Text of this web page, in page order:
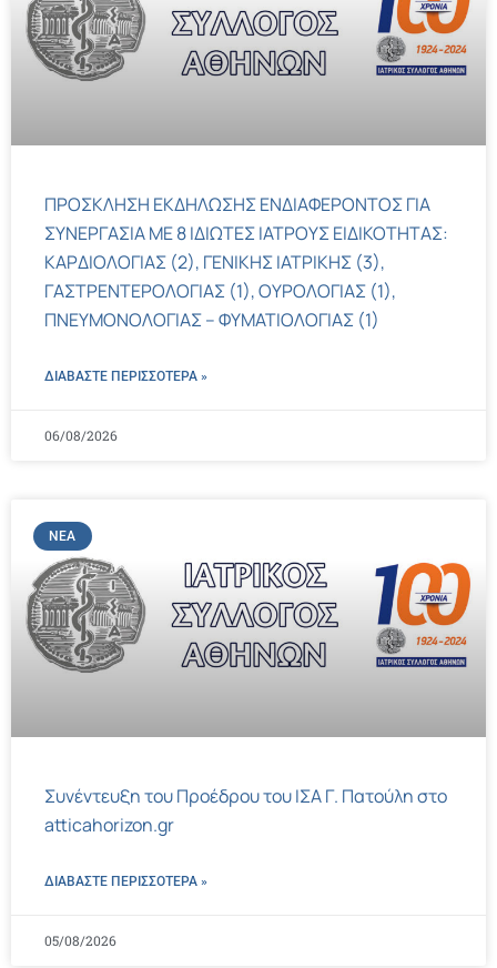
ΠΡΟΣΚΛΗΣΗ ΕΚΔΗΛΩΣΗΣ ΕΝΔΙΑΦΕΡΟΝΤΟΣ ΓΙΑ
ΣΥΝΕΡΓΑΣΙΑ ΜΕ 8 ΙΔΙΩΤΕΣ ΙΑΤΡΟΥΣ ΕΙΔΙΚΟΤΗΤΑΣ:
ΚΑΡΔΙΟΛΟΓΙΑΣ (2), ΓΕΝΙΚΗΣ ΙΑΤΡΙΚΗΣ (3),
ΓΑΣΤΡΕΝΤΕΡΟΛΟΓΙΑΣ (1), ΟΥΡΟΛΟΓΙΑΣ (1),
ΠΝΕΥΜΟΝΟΛΟΓΙΑΣ – ΦΥΜΑΤΙΟΛΟΓΙΑΣ (1)
ΔΙΑΒΑΣΤΕ ΠΕΡΙΣΣΌΤΕΡΑ »
06/08/2026
ΝΈΑ
Συνέντευξη του Προέδρου του ΙΣΑ Γ. Πατούλη στο
atticahorizon.gr
ΔΙΑΒΑΣΤΕ ΠΕΡΙΣΣΌΤΕΡΑ »
05/08/2026